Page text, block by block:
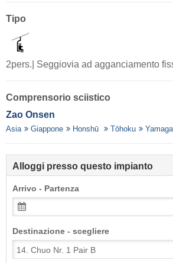
Tipo
2pers.| Seggiovia ad agganciamento
Comprensorio sciistico
Zao Onsen
Asia Giappone Honshū Tōhoku
Alloggi presso questo impianto
Arrivo - Partenza
Destinazione - scegliere